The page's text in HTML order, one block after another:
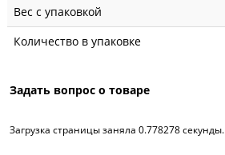
Вес с упаковкой
Количество в упаковке
Задать вопрос о товаре
Загрузка страницы заняла 0.778278 секунды.